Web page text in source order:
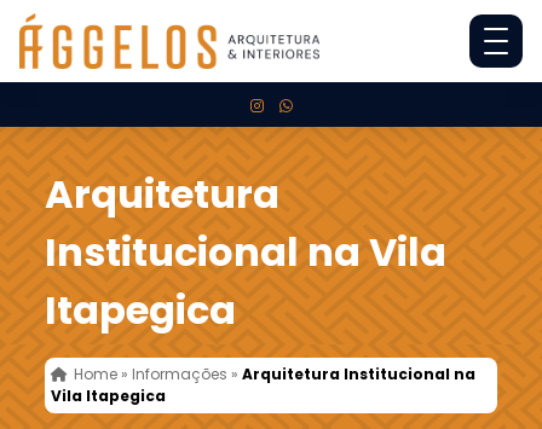
Arquitetura
Institucional na Vila
Itapegica
Home » Informações »Arquitetura Institucional na
Vila Itapegica